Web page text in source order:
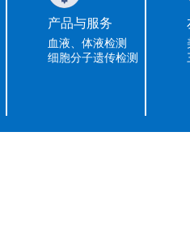
产品与服务
血液、体液检测
细胞分子遗传检测